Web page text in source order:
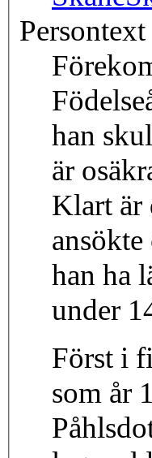
Persontext
han
är
Klart är
han ha
under
Först i
som år